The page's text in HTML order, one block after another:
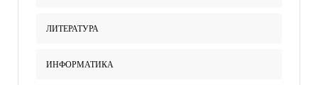
ЛИТЕРАТУРА
ИНФОРМАТИКА